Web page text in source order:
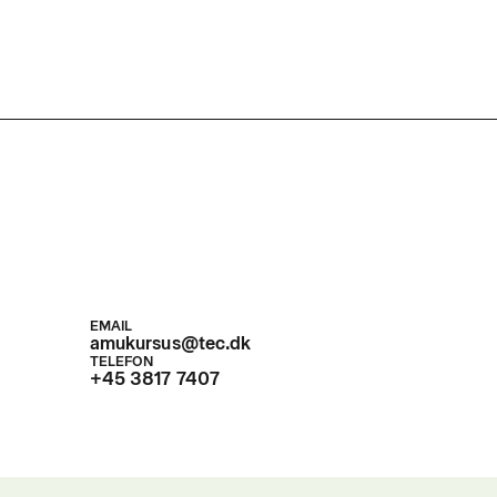
dag
7,4
med arbejde med mobile kraner
EMAIL
amukursus@tec.dk
TELEFON
+45 3817 7407